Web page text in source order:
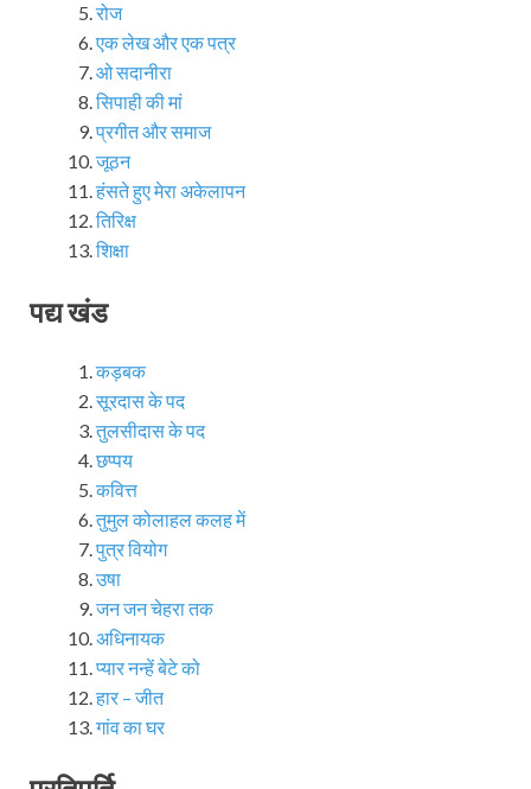
रोज
एक लेख और एक पत्र
ओ सदानीरा
सिपाही की मां
प्रगीत और समाज
जूठन
हंसते हुए मेरा अकेलापन
तिरिक्ष
शिक्षा
पद्य खंड
कड़बक
सूरदास के पद
तुलसीदास के पद
छप्पय
कवित्त
तुमुल कोलाहल कलह में
पुत्र वियोग
उषा
जन जन चेहरा तक
अधिनायक
प्यार नन्हें बेटे को
हार – जीत
गांव का घर